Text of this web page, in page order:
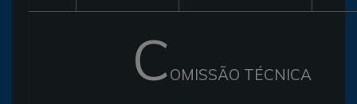
COMISSÃO TÉCNICA